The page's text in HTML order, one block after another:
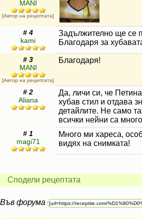
MANI
[Автор на рецептата]
# 4
kami
Задължително ще се
Благодаря за
# 3
MANI
[Автор на рецептата]
Благодаря!
# 2
Aliana
Да, личи си, че
хубав стил и отдава
детайлите. Не само
всички нейни са
# 1
magi71
Много ми хареса,
видях на снимката!
Сподели рецептата
Във форума